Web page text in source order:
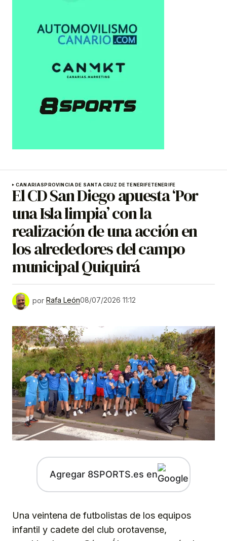
CANARIASPROVINCIA DE SANTA CRUZ DE TENERIFETENERIFE
El CD San Diego apuesta ‘Por
una Isla limpia’ con la
realización de una acción en
los alrededores del campo
municipal Quiquirá
por Rafa León08/07/2026 11:12
Agregar 8SPORTS.es en
Una veintena de futbolistas de los equipos
infantil y cadete del club orotavense,